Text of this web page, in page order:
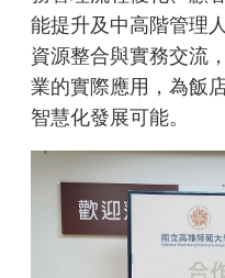
能提升及中高階管理
資源整合與實務交流
業的實際應用，為飯
智慧化發展可能。